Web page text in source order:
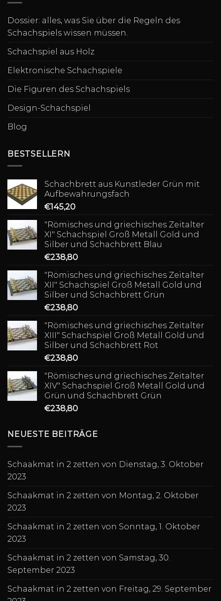
Dossier: alles, was Sie über die Regeln des
Schachspiels wissen müssen.
Schachspiel aus Holz
Elektronische Schachspiele
Die Figuren des Schachspiels
Design-Schachspiel
Blog
BESTSELLERN
Schachbrett aus Kunstleder Grün mit
Aufbewahrungsfach
€145,20
"Römisches und griechisches Zeitalter
XI" Schachspiel Groß Metall Gold und
Silber und Schachbrett Blau
€238,80
"Römisches und griechisches Zeitalter
XII" Schachspiel Groß Metall Gold und
Silber und Schachbrett Grün
€238,80
"Römisches und griechisches Zeitalter
XIII" Schachspiel Groß Metall Gold und
Silber und Schachbrett Rot
€238,80
"Römisches und griechisches Zeitalter
XIV" Schachspiel Groß Metall Gold und
Grün und Schachbrett Grün
€238,80
NEUESTE BEITRÄGE
Schaakmat in 2 zetten von Dienstag, 3. Oktober
2023
Schaakmat in 2 zetten von Montag, 2. Oktober
2023
Schaakmat in 2 zetten von Sonntag, 1. Oktober
2023
Schaakmat in 2 zetten von Samstag, 30.
September 2023
Schaakmat in 2 zetten von Freitag, 29. September